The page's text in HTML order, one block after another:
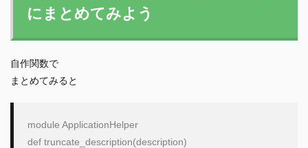
にまとめてみよう
自作関数で
まとめてみると
module ApplicationHelper
def truncate_description(description)